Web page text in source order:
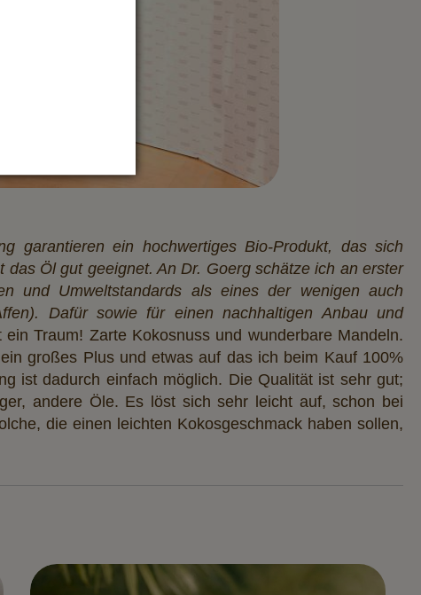
garantieren ein hochwertiges Bio-Produkt, das sich
Öl gut geeignet. An Dr. Goerg schätze ich an erster
und Umweltstandards als eines der wenigen auch
Dafür sowie für einen nachhaltigen Anbau und
Traum! Zarte Kokosnuss und wunderbare Mandeln.
großes Plus und etwas auf das ich beim Kauf 100%
ist dadurch einfach möglich. Die Qualität ist sehr gut;
andere Öle. Es löst sich sehr leicht auf, schon bei
die einen leichten Kokosgeschmack haben sollen,